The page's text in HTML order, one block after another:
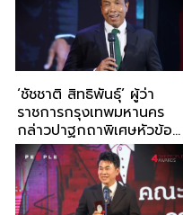
‘ชัชชาติ สิทธิพันธุ์’ ผู้ว่า
ราชการกรุงเทพมหานคร
กล่าวปาฐกถาพิเศษหัวข้อ
‘Lead with Empathy’ ใน
งานประกาศรางวัล 4th
The People Awards
2025